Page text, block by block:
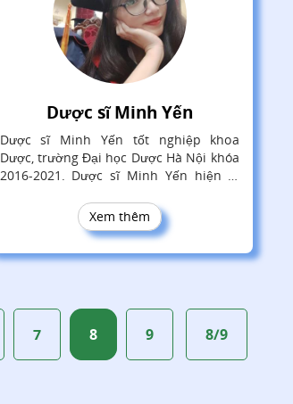
Dược sĩ Minh Yến
Dược sĩ Minh Yến tốt nghiệp khoa
Dược, trường Đại học Dược Hà Nội khóa
2016-2021. Dược sĩ Minh Yến hiện là
Tâm Thuốc Central Pharmacy.
Xem thêm
7 8 9 8/9